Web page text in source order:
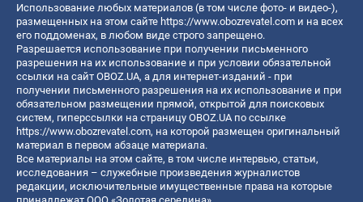
Использование любых материалов (в том числе фото- и видео-),
размещенных на этом сайте https://www.obozrevatel.com и на всех
его поддоменах, в любом виде строго запрещено.
Разрешается использование при получении письменного
разрешения на их использование и при условии обязательной
ссылки на сайт OBOZ.UA, а для интернет-изданий - при
получении письменного разрешения на их использование и при
обязательном размещении прямой, открытой для поисковых
систем, гиперссылки на страницу OBOZ.UA по ссылке
https://www.obozrevatel.com, на которой размещен оригинальный
материал в первом абзаце материала.
Все материалы на этом сайте, в том числе интервью, статьи,
исследования – служебные произведения журналистов
редакции, исключительные имущественные права на которые